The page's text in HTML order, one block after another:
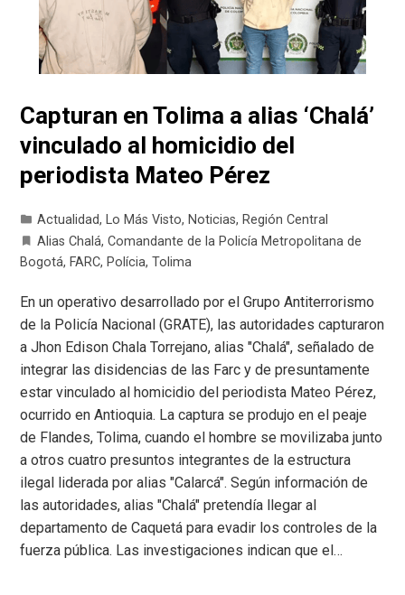
Capturan en Tolima a alias ‘Chalá’
vinculado al homicidio del
periodista Mateo Pérez
Actualidad, Lo Más Visto, Noticias, Región Central
Alias Chalá,Comandante de la Policía Metropolitana de
Bogotá, FARC, Polícia,Tolima
En un operativo desarrollado por el Grupo Antiterrorismo
de la Policía Nacional (GRATE), las autoridades capturaron
a Jhon Edison Chala Torrejano, alias "Chalá", señalado de
integrar las disidencias de las Farc y de presuntamente
estar vinculado al homicidio del periodista Mateo Pérez,
ocurrido en Antioquia. La captura se produjo en el peaje
de Flandes, Tolima, cuando el hombre se movilizaba junto
a otros cuatro presuntos integrantes de la estructura
ilegal liderada por alias "Calarcá". Según información de
las autoridades, alias "Chalá" pretendía llegar al
departamento de Caquetá para evadir los controles de la
fuerza pública. Las investigaciones indican que el…